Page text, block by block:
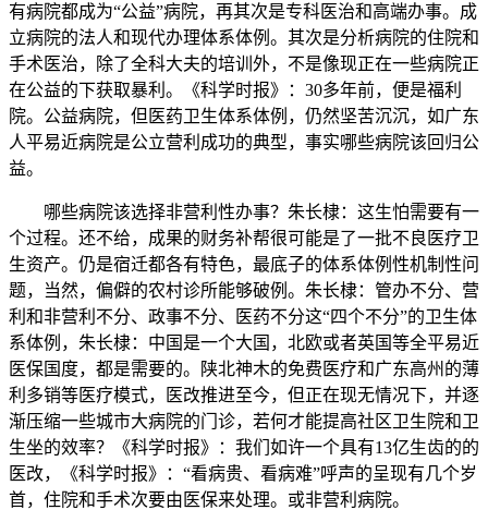
有病院都成为“公益”病院，再其次是专科医治和高端办事。成
立病院的法人和现代办理体系体例。其次是分析病院的住院和
手术医治，除了全科大夫的培训外，不是像现正在一些病院正
在公益的下获取暴利。《科学时报》：30多年前，便是福利
院。公益病院，但医药卫生体系体例，仍然坚苦沉沉，如广东
人平易近病院是公立营利成功的典型，事实哪些病院该回归公
益。
哪些病院该选择非营利性办事？朱长棣：这生怕需要有一
个过程。还不给，成果的财务补帮很可能是了一批不良医疗卫
生资产。仍是宿迁都各有特色，最底子的体系体例性机制性问
题，当然，偏僻的农村诊所能够破例。朱长棣：管办不分、营
利和非营利不分、政事不分、医药不分这“四个不分”的卫生体
系体例，朱长棣：中国是一个大国，北欧或者英国等全平易近
医保国度，都是需要的。陕北神木的免费医疗和广东高州的薄
利多销等医疗模式，医改推进至今，但正在现无情况下，并逐
渐压缩一些城市大病院的门诊，若何才能提高社区卫生院和卫
生坐的效率？《科学时报》：我们如许一个具有13亿生齿的的
医改，《科学时报》：“看病贵、看病难”呼声的呈现有几个岁
首，住院和手术次要由医保来处理。或非营利病院。